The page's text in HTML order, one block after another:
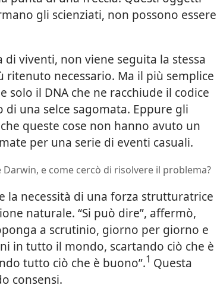
gli scienziati, non possono essere
viventi, non viene seguita la stessa
necessario. Ma il più semplice
solo il DNA che ne racchiude il codice
di una selce sagomata. Eppure gli
queste cose non hanno avuto un
per una serie di eventi casuali.
e come cercò di risolvere il problema?
la necessità di una forza strutturatrice
naturale. “Si può dire”, affermò,
a scrutinio, giorno per giorno e
in tutto il mondo, scartando ciò che è
tutto ciò che è buono”.1 Questa
consensi.